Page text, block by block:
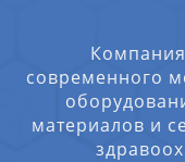
современного
материалов и